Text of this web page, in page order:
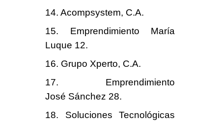
14. Acompsystem, C.A.
15. Emprendimiento María
Luque 12.
16. Grupo Xperto, C.A.
17. Emprendimiento
José Sánchez 28.
18. Soluciones Tecnológicas